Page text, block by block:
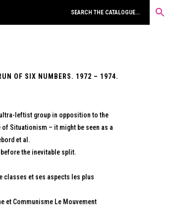
OF SIX NUMBERS. 1972 – 1974.
ultra-leftist group in opposition to the
Situationism – it might be seen as a
et al.
before the inevitable split.
classes et ses aspects les plus
et Communisme Le Mouvement